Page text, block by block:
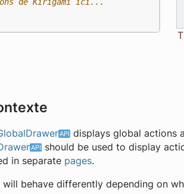
displays global actions
should be used to display
in separate pages.
behave differently depending on